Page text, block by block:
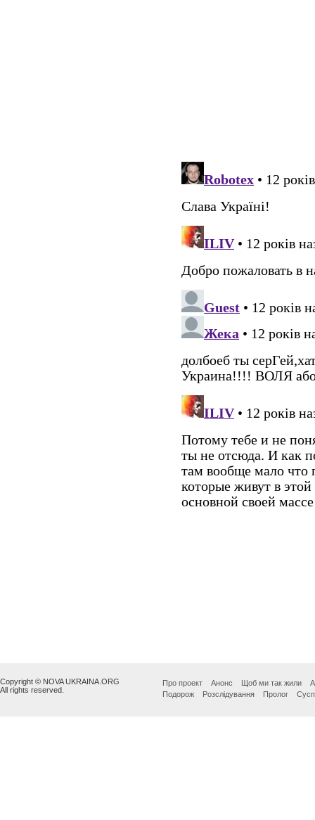
Copyright © NOVA UKRAINA.ORG
All rights reserved.
Про проект Анонс Щоб ми так жили
Подорож
Розслідування Пролог